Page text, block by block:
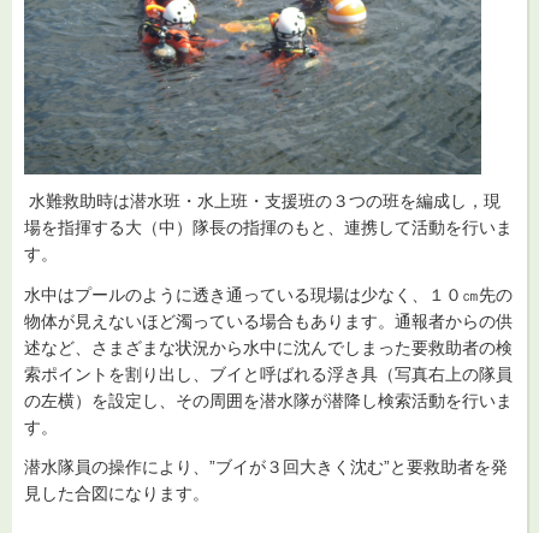
水難救助時は潜水班・水上班・支援班の３つの班を編成し，現
場を指揮する大（中）隊長の指揮のもと、連携して活動を行いま
す。
水中はプールのように透き通っている現場は少なく、１０㎝先の
物体が見えないほど濁っている場合もあります。通報者からの供
述など、さまざまな状況から水中に沈んでしまった要救助者の検
索ポイントを割り出し、ブイと呼ばれる浮き具（写真右上の隊員
の左横）を設定し、その周囲を潜水隊が潜降し検索活動を行いま
す。
潜水隊員の操作により、”ブイが３回大きく沈む”と要救助者を発
見した合図になります。